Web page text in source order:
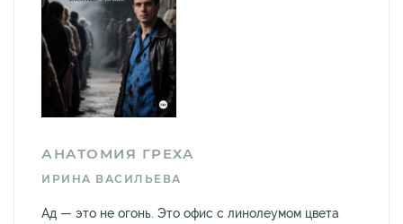
АНАТОМИЯ ГРЕХА
ИРИНА ВАСИЛЬЕВА
Ад — это не огонь. Это офис с линолеумом цвета